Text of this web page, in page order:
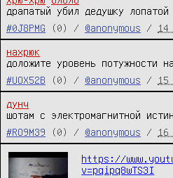
драпатый убил дедушку лопатой
#0J8PMG
(0) / @anonymous / 14
нахрюк
доложите уровень потужности
#UOX52B
(0) / @anonymous / 15
дунч
шотам с электромагнитной
#RO9M39
(0) / @anonymous / 16
https://
v=pqipq8wTS3I